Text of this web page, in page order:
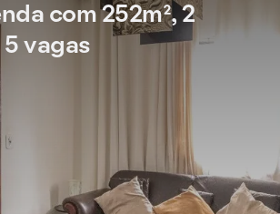
com 252m², 2
vagas